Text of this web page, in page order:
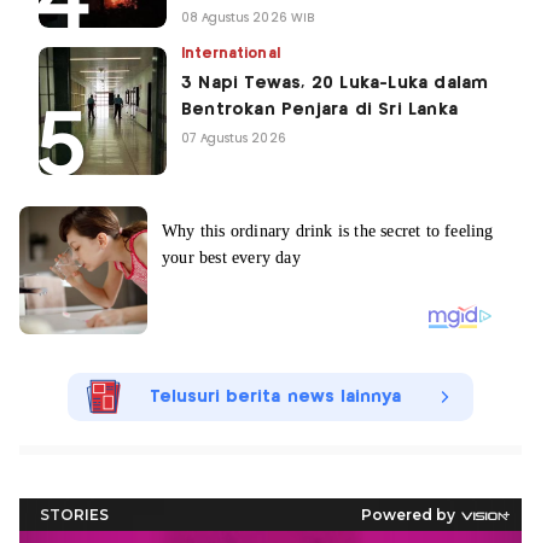
08 Agustus 2026 WIB
International
3 Napi Tewas, 20 Luka-Luka dalam
Bentrokan Penjara di Sri Lanka
07 Agustus 2026
Telusuri berita news lainnya